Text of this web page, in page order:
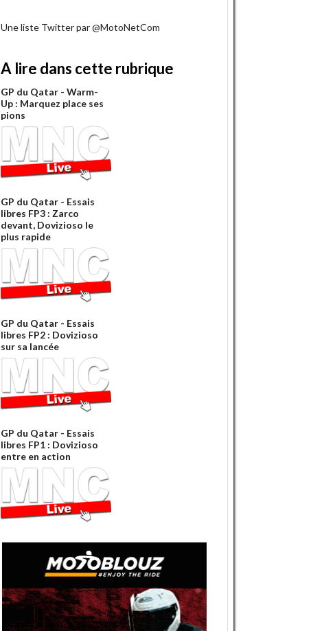
Une liste Twitter par @MotoNetCom
A lire dans cette rubrique
GP du Qatar - Warm-
Up : Marquez place ses
pions
GP du Qatar - Essais
libres FP3 : Zarco
devant, Dovizioso le
plus rapide
GP du Qatar - Essais
libres FP2 : Dovizioso
sur sa lancée
GP du Qatar - Essais
libres FP1 : Dovizioso
entre en action